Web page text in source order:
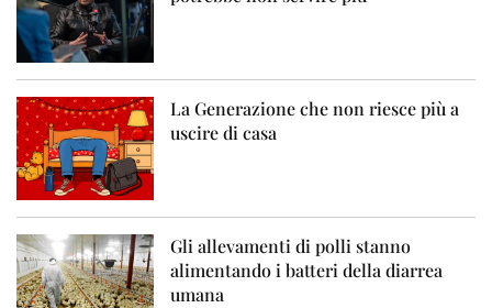
La Generazione che non riesce più a
uscire di casa
Gli allevamenti di polli stanno
alimentando i batteri della diarrea
umana